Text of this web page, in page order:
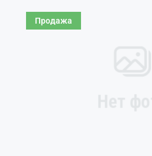
Продажа